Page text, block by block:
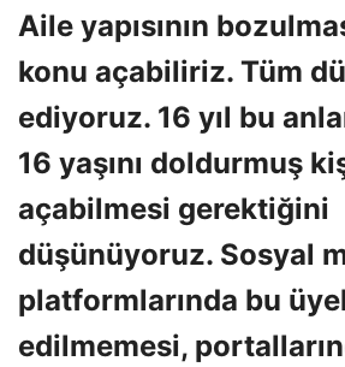
Aile yapısının
konu açabiliriz. Tüm
ediyoruz. 16 yıl bu
16 yaşını doldurmuş
açabilmesi gerektiğini
düşünüyoruz. Sosyal
platformlarında bu
edilmemesi,